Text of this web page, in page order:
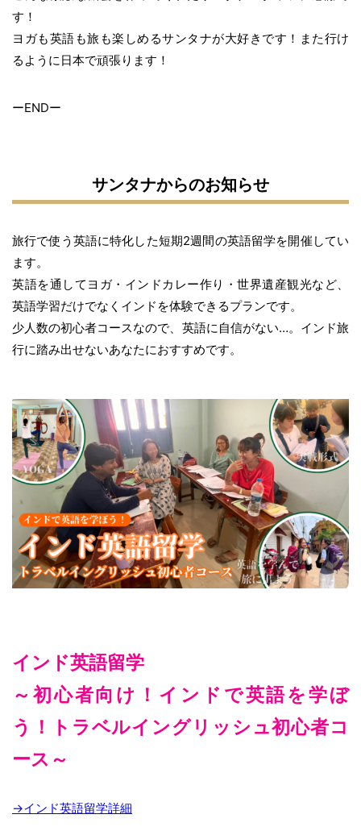
す！
ヨガも英語も旅も楽しめるサンタナが大好きです！また行け
るように日本で頑張ります！
ーENDー
サンタナからのお知らせ
旅行で使う英語に特化した短期2週間の英語留学を開催してい
ます。
英語を通してヨガ・インドカレー作り・世界遺産観光など、
英語学習だけでなくインドを体験できるプランです。
少人数の初心者コースなので、英語に自信がない…。インド旅
行に踏み出せないあなたにおすすめです。
インド英語留学
～初心者向け！インドで英語を学ぼ
う！トラベルイングリッシュ初心者コ
ース～
→インド英語留学詳細